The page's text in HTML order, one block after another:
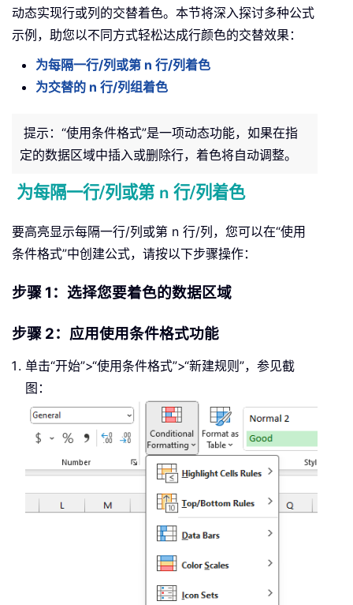
动态实现行或列的交替着色。本节将深入探讨多种公式
示例，助您以不同方式轻松达成行颜色的交替效果：
为每隔一行/列或第 n 行/列着色
为交替的 n 行/列组着色
提示：“使用条件格式”是一项动态功能，如果在指
定的数据区域中插入或删除行，着色将自动调整。
为每隔一行/列或第 n 行/列着色
要高亮显示每隔一行/列或第 n 行/列，您可以在“使用
条件格式”中创建公式，请按以下步骤操作：
步骤 1：选择您要着色的数据区域
步骤 2：应用使用条件格式功能
单击“开始”>“使用条件格式”>“新建规则”，参见截
图：